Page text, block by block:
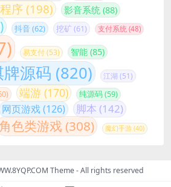
序 (198) 影音系统 (88)
抖音(62) 挖矿(61) 支付系统 (48)
易支付(53) 智能 (85)
牌源码 (820) 江湖 (51)
端游 (170) 纯源码(59)
网页游戏(126) 脚本 (142)
色类游戏 (308) 魔幻手游 (40)
Theme- All rights reserved